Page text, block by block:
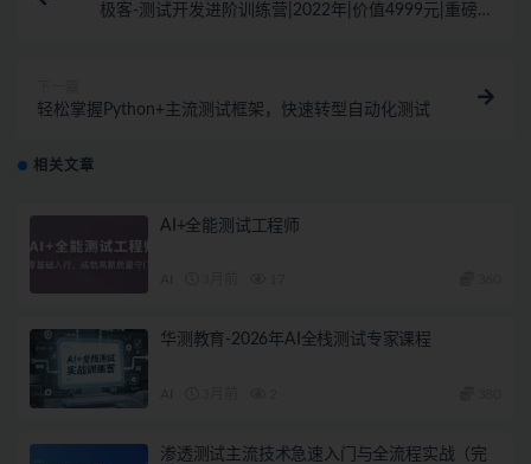
极客-测试开发进阶训练营|2022年|价值4999元|重磅首
轻松掌握Python+主流测试框架，快速转型自动化测试
相关文章
AI+全能测试工程师
华测教育-2026年AI全栈测试专家课程
渗透测试主流技术急速入门与全流程实战（完